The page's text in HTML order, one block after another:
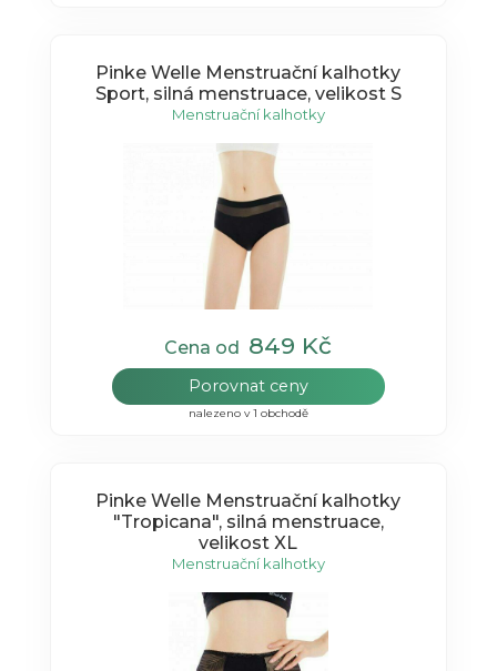
Pinke Welle Menstruační kalhotky
Sport, silná menstruace, velikost S
Menstruační kalhotky
Cena od 849 Kč
Porovnat ceny
nalezeno v 1 obchodě
Pinke Welle Menstruační kalhotky
"Tropicana", silná menstruace,
velikost XL
Menstruační kalhotky